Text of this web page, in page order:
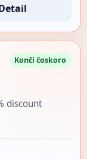
Končí čoskoro
discount